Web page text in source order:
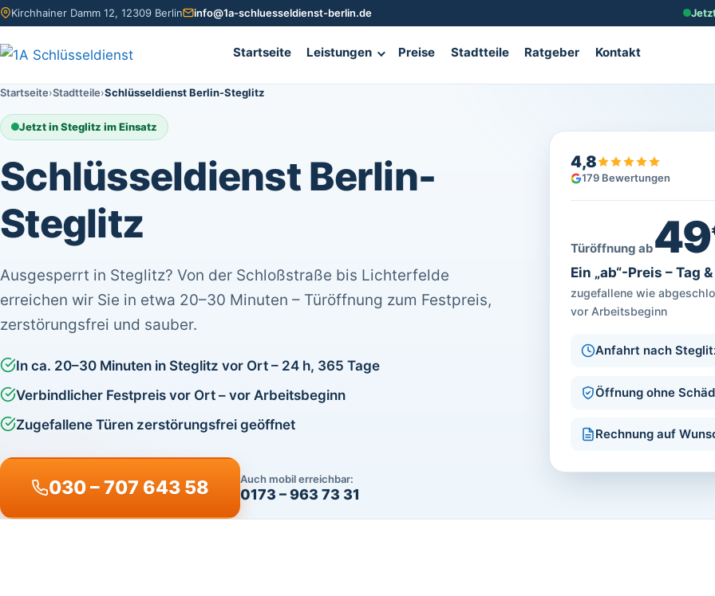
Kirchhainer Damm 12, 12309 Berlin info@1a-schluesseldienst-berlin.de
Startseite Leistungen Preise Stadtteile Ratgeber Kontakt
Startseite Stadtteile Schlüsseldienst Berlin-Steglitz
Jetzt in Steglitz im Einsatz
Schlüsseldienst Berlin-
Steglitz
Ausgesperrt in Steglitz? Von der Schloßstraße bis Lichterfelde
erreichen wir Sie in etwa 20–30 Minuten – Türöffnung zum Festpreis,
zerstörungsfrei und sauber.
In ca. 20–30 Minuten in Steglitz vor Ort – 24 h, 365 Tage
Verbindlicher Festpreis vor Ort – vor Arbeitsbeginn
Zugefallene Türen zerstörungsfrei geöffnet
030 – 707 643 58 Auch mobil erreichbar:
0173 – 963 73 31
4,8
179 Bewertungen
Türöffnung ab49
Ein „ab“-Preis – Tag
zugefallene wie
vor Arbeitsbeginn
Anfahrt nach
Öffnung ohne
Rechnung auf